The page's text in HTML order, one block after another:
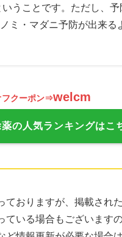
いうことです。ただし、
ミ・マダニ予防が出来る
フクーポン⇒welcm
の人気ランキングはこ
おりますが、掲載され
ている場合もございます